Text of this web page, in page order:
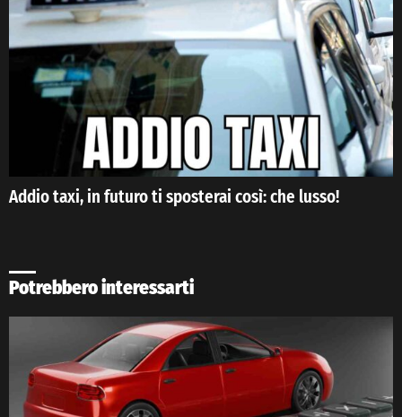
Addio taxi, in futuro ti sposterai così: che lusso!
Potrebbero interessarti